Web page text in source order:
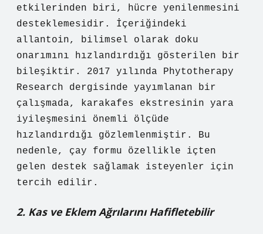
etkilerinden biri, hücre yenilenmesini
desteklemesidir. İçeriğindeki
allantoin, bilimsel olarak doku
onarımını hızlandırdığı gösterilen bir
bileşiktir. 2017 yılında Phytotherapy
Research dergisinde yayımlanan bir
çalışmada, karakafes ekstresinin yara
iyileşmesini önemli ölçüde
hızlandırdığı gözlemlenmiştir. Bu
nedenle, çay formu özellikle içten
gelen destek sağlamak isteyenler için
tercih edilir.
2. Kas ve Eklem Ağrılarını Hafifletebilir